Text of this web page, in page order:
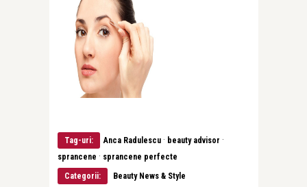
Tag-uri: Anca Radulescu · beauty advisor ·
sprancene · sprancene perfecte
Categorii:
Beauty News & Style